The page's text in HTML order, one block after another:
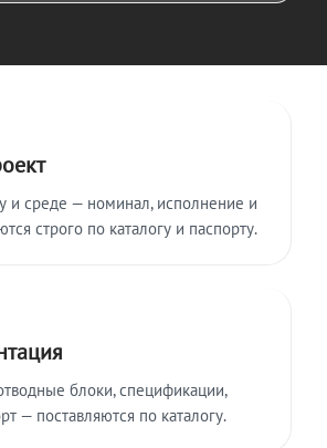
и среде — номинал, исполнение и
строго по каталогу и паспорту.
блоки, спецификации,
— поставляются по каталогу.